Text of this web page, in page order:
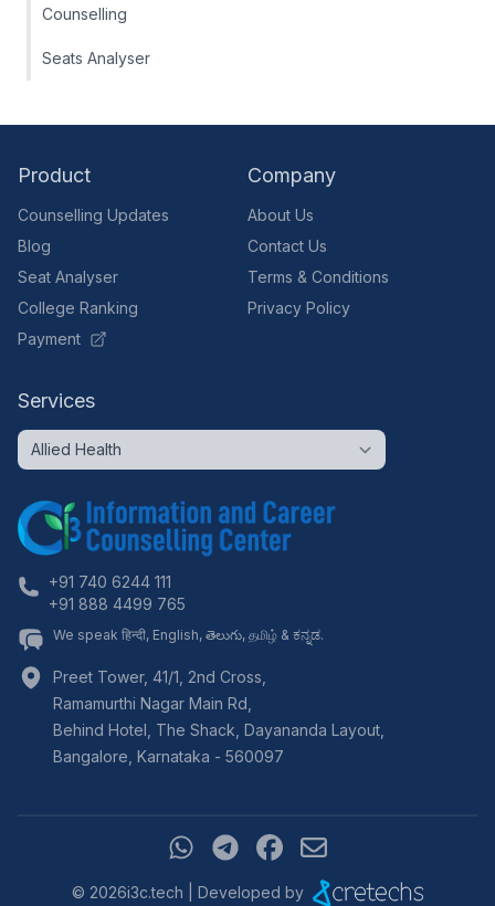
Counselling
Seats Analyser
Product
Counselling Updates
Blog
Seat Analyser
College Ranking
Payment
Company
About Us
Contact Us
Terms & Conditions
Privacy Policy
Services
+91 740 6244 111
+91 888 4499 765
We speak हिन्दी, English, తెలుగు, தமிழ் & ಕನ್ನಡ.
Preet Tower, 41/1, 2nd Cross,
Ramamurthi Nagar Main Rd,
Behind Hotel, The Shack, Dayananda Layout,
Bangalore Karnataka - 560097
© 2026i3c.tech | Developed by